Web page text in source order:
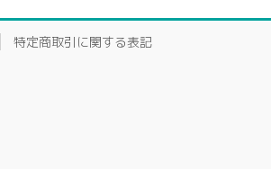
特定商取引に関する表記